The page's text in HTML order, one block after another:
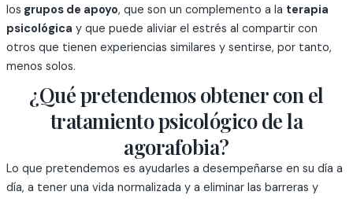
los grupos de apoyo, que son un complemento a la terapia
psicológica y que puede aliviar el estrés al compartir con
otros que tienen experiencias similares y sentirse, por tanto,
menos solos.
¿Qué pretendemos obtener con el
tratamiento psicológico de la
agorafobia?
Lo que pretendemos es ayudarles a desempeñarse en su día a
día, a tener una vida normalizada y a eliminar las barreras y